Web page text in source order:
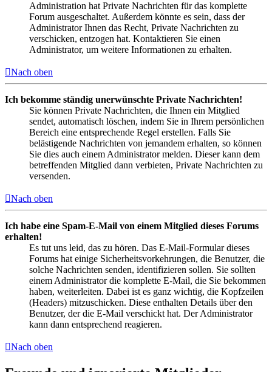
Administration hat Private Nachrichten für das komplette
Forum ausgeschaltet. Außerdem könnte es sein, dass der
Administrator Ihnen das Recht, Private Nachrichten zu
verschicken, entzogen hat. Kontaktieren Sie einen
Administrator, um weitere Informationen zu erhalten.
Nach oben
Ich bekomme ständig unerwünschte Private Nachrichten!
Sie können Private Nachrichten, die Ihnen ein Mitglied
sendet, automatisch löschen, indem Sie in Ihrem persönlichen
Bereich eine entsprechende Regel erstellen. Falls Sie
belästigende Nachrichten von jemandem erhalten, so können
Sie dies auch einem Administrator melden. Dieser kann dem
betreffenden Mitglied dann verbieten, Private Nachrichten zu
versenden.
Nach oben
Ich habe eine Spam-E-Mail von einem Mitglied dieses Forums
erhalten!
Es tut uns leid, das zu hören. Das E-Mail-Formular dieses
Forums hat einige Sicherheitsvorkehrungen, die Benutzer, die
solche Nachrichten senden, identifizieren sollen. Sie sollten
einem Administrator die komplette E-Mail, die Sie bekommen
haben, weiterleiten. Dabei ist es ganz wichtig, die Kopfzeilen
(Headers) mitzuschicken. Diese enthalten Details über den
Benutzer, der die E-Mail verschickt hat. Der Administrator
kann dann entsprechend reagieren.
Nach oben